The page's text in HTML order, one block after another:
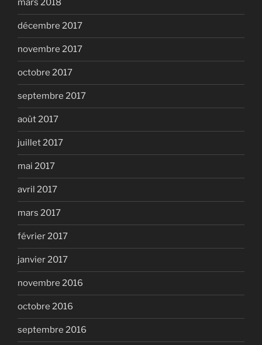
mars 2018
décembre 2017
novembre 2017
octobre 2017
septembre 2017
août 2017
juillet 2017
mai 2017
avril 2017
mars 2017
février 2017
janvier 2017
novembre 2016
octobre 2016
septembre 2016